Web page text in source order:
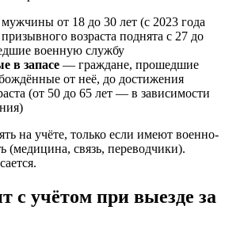
от 18 до 30 лет (с 2023 года
возраста поднята с 27 до
военную службу
в запасе — граждане, прошедшие
от неё, до достижения
(от 50 до 65 лет — в зависимости
на учёте, только если имеют военно-
(медицина, связь, переводчики).
с учётом при выезде за